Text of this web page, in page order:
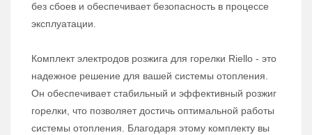
без сбоев и обеспечивает безопасность в процессе
эксплуатации.
Комплект электродов розжига для горелки Riello - это
надежное решение для вашей системы отопления.
Он обеспечивает стабильный и эффективный розжиг
горелки, что позволяет достичь оптимальной работы
системы отопления. Благодаря этому комплекту вы